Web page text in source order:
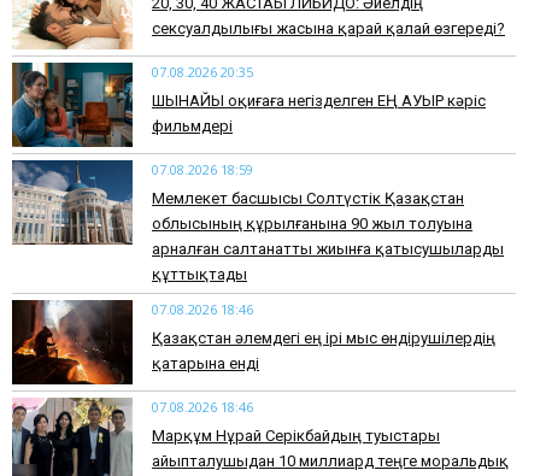
сексуалдылығы жасына қарай қалай өзгереді?
07.08.2026 20:35
​ШЫНАЙЫ оқиғаға негізделген ЕҢ АУЫР кәріс
фильмдері
07.08.2026 18:59
Мемлекет басшысы Солтүстік Қазақстан
облысының құрылғанына 90 жыл толуына
арналған салтанатты жиынға қатысушыларды
құттықтады
07.08.2026 18:46
Қазақстан әлемдегі ең ірі мыс өндірушілердің
қатарына енді
07.08.2026 18:46
Марқұм Нұрай Серікбайдың туыстары
айыпталушыдан 10 миллиард теңге моральдық